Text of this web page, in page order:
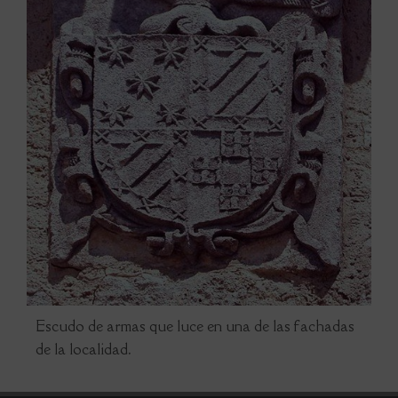
Escudo de armas que luce en una de las fachadas
de la localidad.